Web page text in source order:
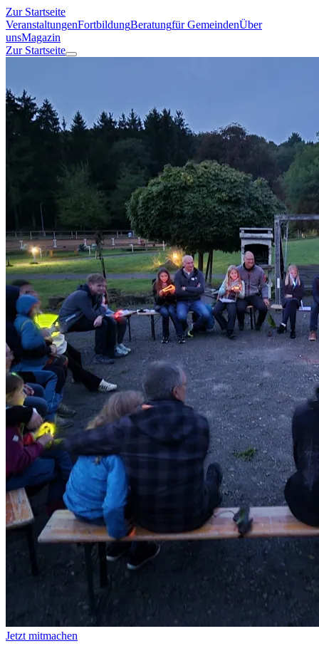
Zur Startseite
VeranstaltungenFortbildungBeratungfür GemeindenÜber
unsMagazin
Zur Startseite
Jetzt mitmachen